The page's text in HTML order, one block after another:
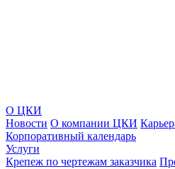
О ЦКИ
Новости О компании ЦКИ
Корпоративный календарь
Услуги
Крепеж по чертежам заказчика